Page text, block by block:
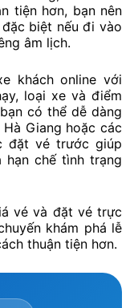
tiện hơn, bạn nên
biệt nếu đi vào
âm lịch.
khách online với
loại xe và điểm
có thể dễ dàng
Giang hoặc các
đặt vé trước giúp
chế tình trạng
vé và đặt vé trực
khám phá lễ
thuận tiện hơn.